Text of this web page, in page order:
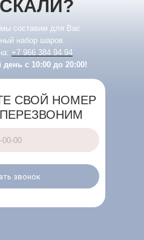
составим для Вас
набор шаров.
+7 966 384 94 94
с 10:00 до 20:00!
СВОЙ НОМЕР
звонок